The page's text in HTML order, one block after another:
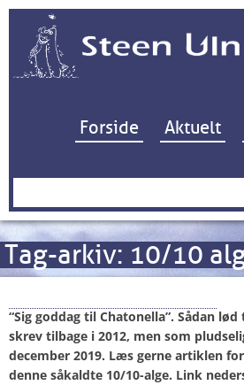
Hop
Forside Aktuelt
Søg
Tag-arkiv: 10/10
“Sig goddag til Chatonella”. Sådan lød
skrev tilbage i 2012, men som
december 2019. Læs gerne artiklen
denne såkaldte 10/10-alge. Link